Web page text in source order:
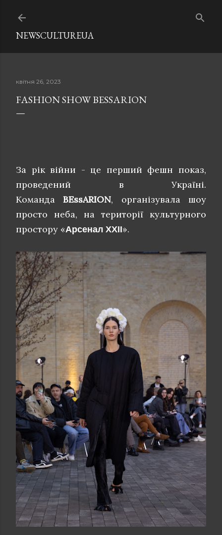
NEWSCULTUREUA
квітня 26, 2023
FASHION SHOW BESSARION
За рік війни - це перший фешн показ,
проведений в Україні.
КомандаBEssARION, організувала шоу
просто неба, на території культурного
простору «Арсенал XXII».